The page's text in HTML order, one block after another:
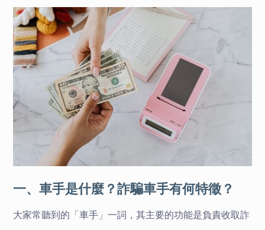
一、車手是什麼？詐騙車手有何特徵？
大家常聽到的「車手」一詞，其主要的功能是負責收取詐